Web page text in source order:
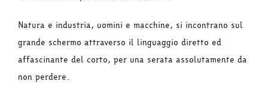
Natura e industria, uomini e macchine, si incontrano sul
grande schermo attraverso il linguaggio diretto ed
affascinante del corto, per una serata assolutamente da
non perdere.